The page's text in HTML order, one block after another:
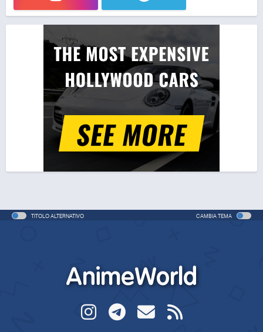
TITOLO ALTERNATIVO CAMBIA TEMA
AnimeWorld